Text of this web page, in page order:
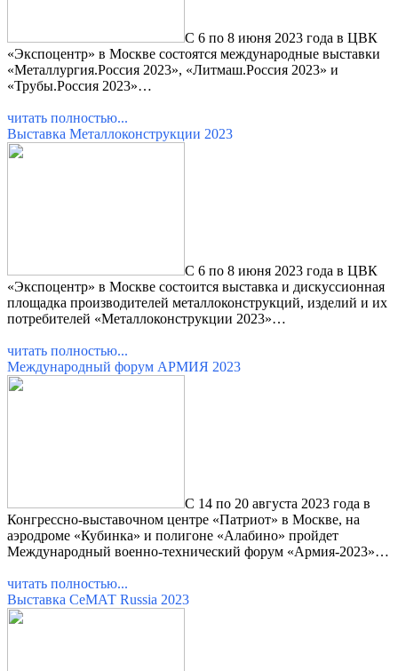
С 6 по 8 июня 2023 года в ЦВК
«Экспоцентр» в Москве состоятся международные выставки
«Металлургия.Россия 2023», «Литмаш.Россия 2023» и
«Трубы.Россия 2023»…
читать полностью...
Выставка Металлоконструкции 2023
С 6 по 8 июня 2023 года в ЦВК
«Экспоцентр» в Москве состоится выставка и дискуссионная
площадка производителей металлоконструкций, изделий и их
потребителей «Металлоконструкции 2023»…
читать полностью...
Международный форум АРМИЯ 2023
С 14 по 20 августа 2023 года в
Конгрессно-выставочном центре «Патриот» в Москве, на
аэродроме «Кубинка» и полигоне «Алабино» пройдет
Международный военно-технический форум «Армия-2023»…
читать полностью...
Выставка СеМАТ Russia 2023